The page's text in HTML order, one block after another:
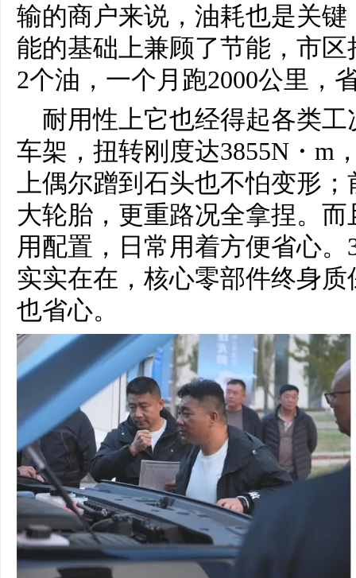
输的商户来说，油耗也是关
能的基础上兼顾了节能，市
2个油，一个月跑2000公里，
耐用性上它也经得起各类
车架，扭转刚度达3855N・m
上偶尔蹭到石头也不怕变形
大轮胎，更重路况全拿捏。
用配置，日常用着方便省心
实实在在，核心零部件终身
也省心。